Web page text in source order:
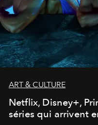
ART & CULTURE
Netflix, Disney+,
séries qui arrivent